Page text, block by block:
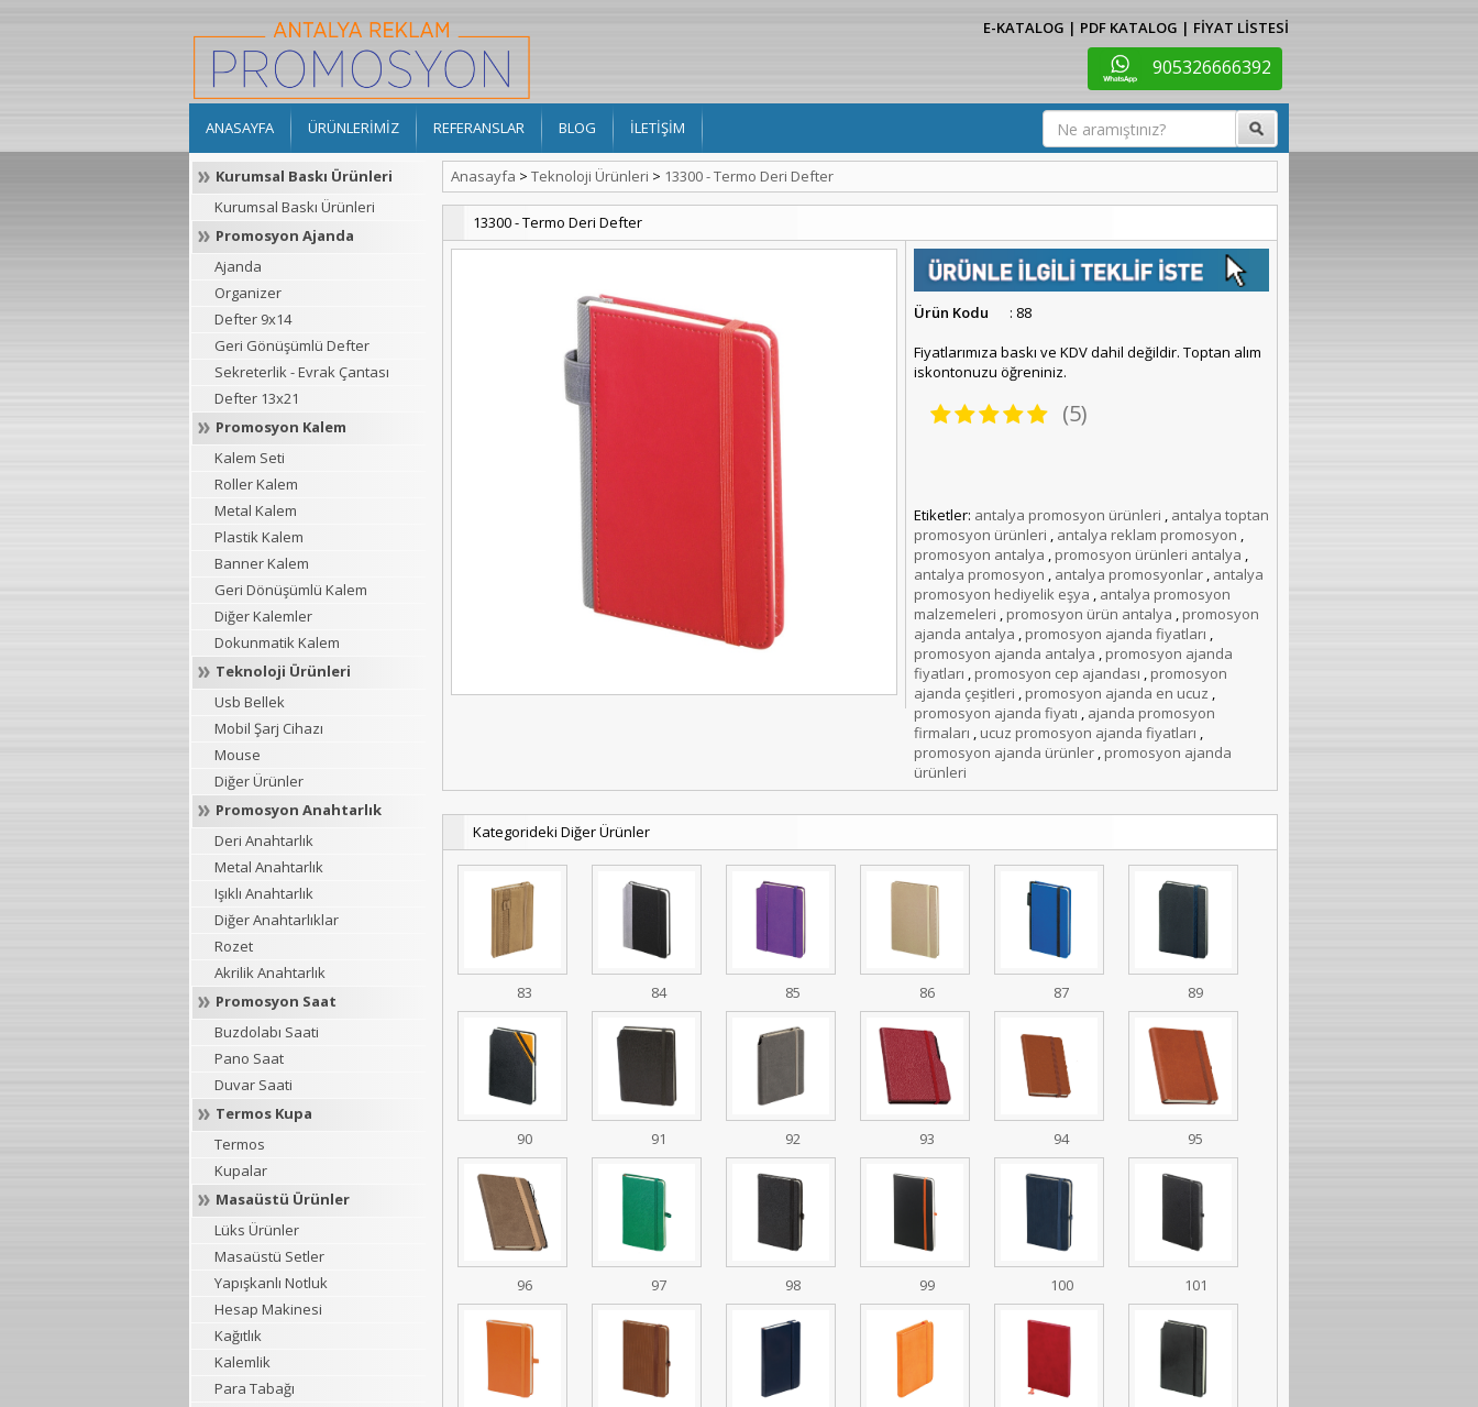
E-KATALOG | PDF KATALOG | FİYAT LİSTESİ
905326666392
ANASAYFA ÜRÜNLERİMİZ REFERANSLAR BLOG İLETİŞİM
Kurumsal Baskı Ürünleri
Kurumsal Baskı Ürünleri
Promosyon Ajanda
Ajanda
Organizer
Defter 9x14
Geri Gönüşümlü Defter
Sekreterlik - Evrak Çantası
Defter 13x21
Promosyon Kalem
Kalem Seti
Roller Kalem
Metal Kalem
Plastik Kalem
Banner Kalem
Geri Dönüşümlü Kalem
Diğer Kalemler
Dokunmatik Kalem
Teknoloji Ürünleri
Usb Bellek
Mobil Şarj Cihazı
Mouse
Diğer Ürünler
Promosyon Anahtarlık
Deri Anahtarlık
Metal Anahtarlık
Işıklı Anahtarlık
Diğer Anahtarlıklar
Rozet
Akrilik Anahtarlık
Promosyon Saat
Buzdolabı Saati
Pano Saat
Duvar Saati
Termos Kupa
Termos
Kupalar
Masaüstü Ürünler
Lüks Ürünler
Masaüstü Setler
Yapışkanlı Notluk
Hesap Makinesi
Kağıtlık
Kalemlik
Para Tabağı
Anasayfa > Teknoloji Ürünleri > 13300 - Termo Deri Defter
13300 - Termo Deri Defter
Ürün Kodu
: 88
Fiyatlarımıza baskı ve KDV dahil değildir. Toptan alım
iskontonuzu öğreniniz.
(5)
Etiketler: antalya promosyon ürünleri , antalya toptan
promosyon ürünleri , antalya reklam promosyon ,
promosyon antalya , promosyon ürünleri antalya ,
antalya promosyon , antalya promosyonlar, antalya
promosyon hediyelik eşya , antalya promosyon
malzemeleri , promosyon ürün antalya , promosyon
ajanda antalya , promosyon ajanda fiyatları ,
promosyon ajanda antalya , promosyon ajanda
fiyatları , promosyon cep ajandası , promosyon
ajanda çeşitleri , promosyon ajanda en ucuz ,
promosyon ajanda fiyatı , ajanda promosyon
firmaları , ucuz promosyon ajanda fiyatları ,
promosyon ajanda ürünler, promosyon ajanda
ürünleri
Kategorideki Diğer Ürünler
83 84 85 86 87 89
90 91 92 93 94 95
96 97 98 99 100 101